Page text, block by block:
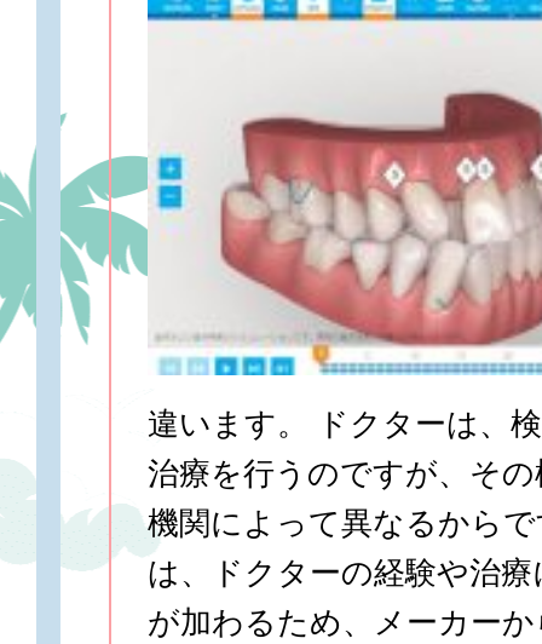
違います。 ドクターは、
治療を行うのですが、そ
機関によって異なるから
は、ドクターの経験や治
が加わるため、メーカー